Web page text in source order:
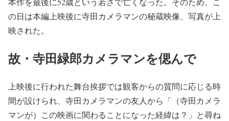
の日は本編上映後に寺田カメラマンの秘蔵映像、写真が上
映された。
故・寺田緑郎カメラマンを偲んで
上映後に行われた舞台挨拶では観客からの質問に応じる時
間が設けられ、寺田カメラマンの友人から「（寺田カメラ
マンが）この映画に関わることになった経緯は？」と尋ね